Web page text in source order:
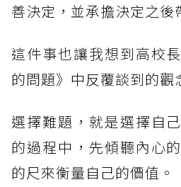
善決定，並承擔決定之後
這件事也讓我想到高校
的問題》中反覆談到的觀
選擇難題，就是選擇自
的過程中，先傾聽內心
的尺來衡量自己的價值。